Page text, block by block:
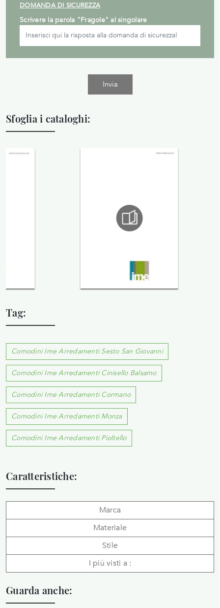
DOMANDA DI SICUREZZA
Scrivere la parola "Fragole" al singolare
Invia
Sfoglia i cataloghi:
Tag:
Comodini Ime Arredamenti Sesto San Giovanni
Comodini Ime Arredamenti Cinisello Balsamo
Comodini Ime Arredamenti Cormano
Comodini Ime Arredamenti Monza
Comodini Ime Arredamenti Pioltello
Caratteristiche:
Marca
Materiale
Stile
I più visti a :
Guarda anche: